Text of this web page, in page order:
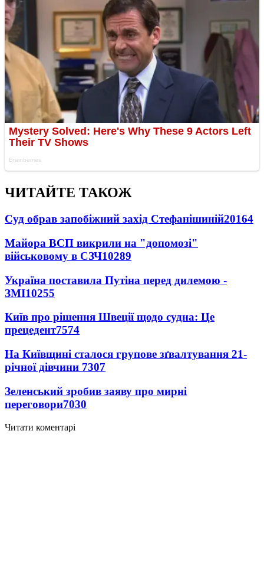
ЧИТАЙТЕ ТАКОЖ
Суд обрав запобіжний захід Стефанішиній20164
Майора ВСП викрили на "допомозі"
військовому в СЗЧ10289
Україна поставила Путіна перед дилемою -
ЗМІ10255
Київ про рішення Швеції щодо судна: Це
прецедент7574
На Київщині сталося групове зґвалтування 21-
річної дівчини 7307
Зеленський зробив заяву про мирні
переговори7030
Читати коментарі